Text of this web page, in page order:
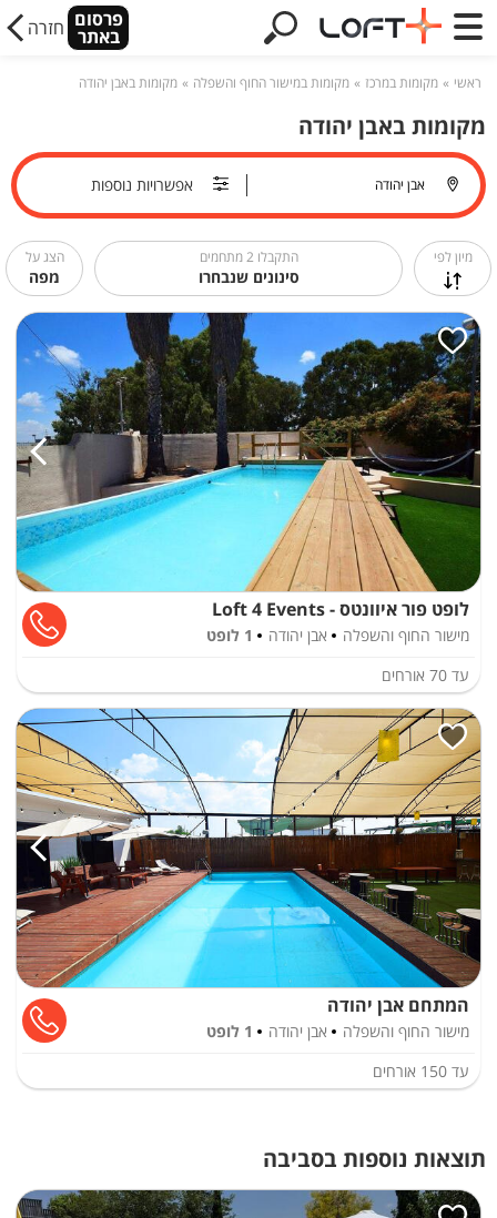
פרסום
באתר חזרה
ראשי מקומות במרכז מקומות במישור החוף והשפלה מקומות באבן יהודה
מקומות באבן יהודה
אפשרויות נוספות
מיון לפי התקבלו 2מתחמים
סינונים שנבחרו
הצג על
מפה
לופט פור איוונטס - Loft 4 Events
מישור החוף והשפלה אבן יהודה
1 לופט
עד 70 אורחים
המתחם אבן יהודה
מישור החוף והשפלה אבן יהודה
1 לופט
עד 150 אורחים
תוצאות נוספות בסביבה